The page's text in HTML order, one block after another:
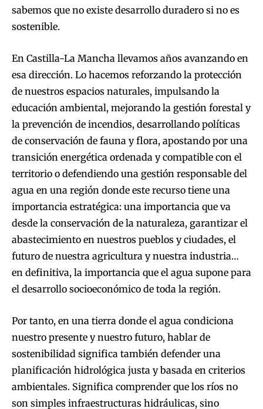
sabemos que no existe desarrollo duradero si no es
sostenible.
En Castilla-La Mancha llevamos años avanzando en
esa dirección. Lo hacemos reforzando la protección
de nuestros espacios naturales, impulsando la
educación ambiental, mejorando la gestión forestal y
la prevención de incendios, desarrollando políticas
de conservación de fauna y flora, apostando por una
transición energética ordenada y compatible con el
territorio o defendiendo una gestión responsable del
agua en una región donde este recurso tiene una
importancia estratégica: una importancia que va
desde la conservación de la naturaleza, garantizar el
abastecimiento en nuestros pueblos y ciudades, el
futuro de nuestra agricultura y nuestra industria…
en definitiva, la importancia que el agua supone para
el desarrollo socioeconómico de toda la región.
Por tanto, en una tierra donde el agua condiciona
nuestro presente y nuestro futuro, hablar de
sostenibilidad significa también defender una
planificación hidrológica justa y basada en criterios
ambientales. Significa comprender que los ríos no
son simples infraestructuras hidráulicas, sino